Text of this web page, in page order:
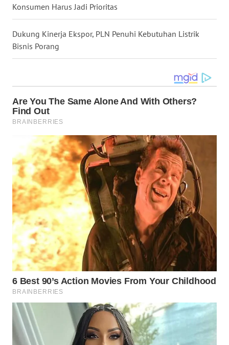
Konsumen Harus Jadi Prioritas
Dukung Kinerja Ekspor, PLN Penuhi Kebutuhan Listrik
Bisnis Porang
WN
KALTIM
WN
SULSEL
WN
WN
WN
MALUKU
WN
MALUT
WN
DAIRI
WN
DANAU
TOBA
WN
NIAS